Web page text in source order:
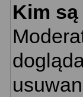
Kim